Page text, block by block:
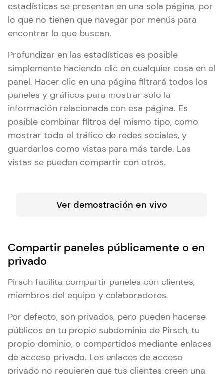
estadísticas se presentan en una sola página, por
lo que no tienen que navegar por menús para
encontrar lo que buscan.
Profundizar en las estadísticas es posible
simplemente haciendo clic en cualquier cosa en el
panel. Hacer clic en una página filtrará todos los
paneles y gráficos para mostrar solo la
información relacionada con esa página. Es
posible combinar filtros del mismo tipo, como
mostrar todo el tráfico de redes sociales, y
guardarlos como vistas para más tarde. Las
vistas se pueden compartir con otros.
Ver demostración en vivo
Compartir paneles públicamente o en
privado
Pirsch facilita compartir paneles con clientes,
miembros del equipo y colaboradores.
Por defecto, son privados, pero pueden hacerse
públicos en tu propio subdominio de Pirsch, tu
propio dominio, o compartidos mediante enlaces
de acceso privado. Los enlaces de acceso
privado no requieren que tus clientes creen una